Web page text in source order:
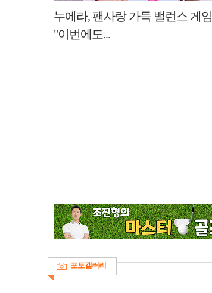
누에라, 팬사랑 가득 밸런스 게임
"이번에도...
포토갤러리